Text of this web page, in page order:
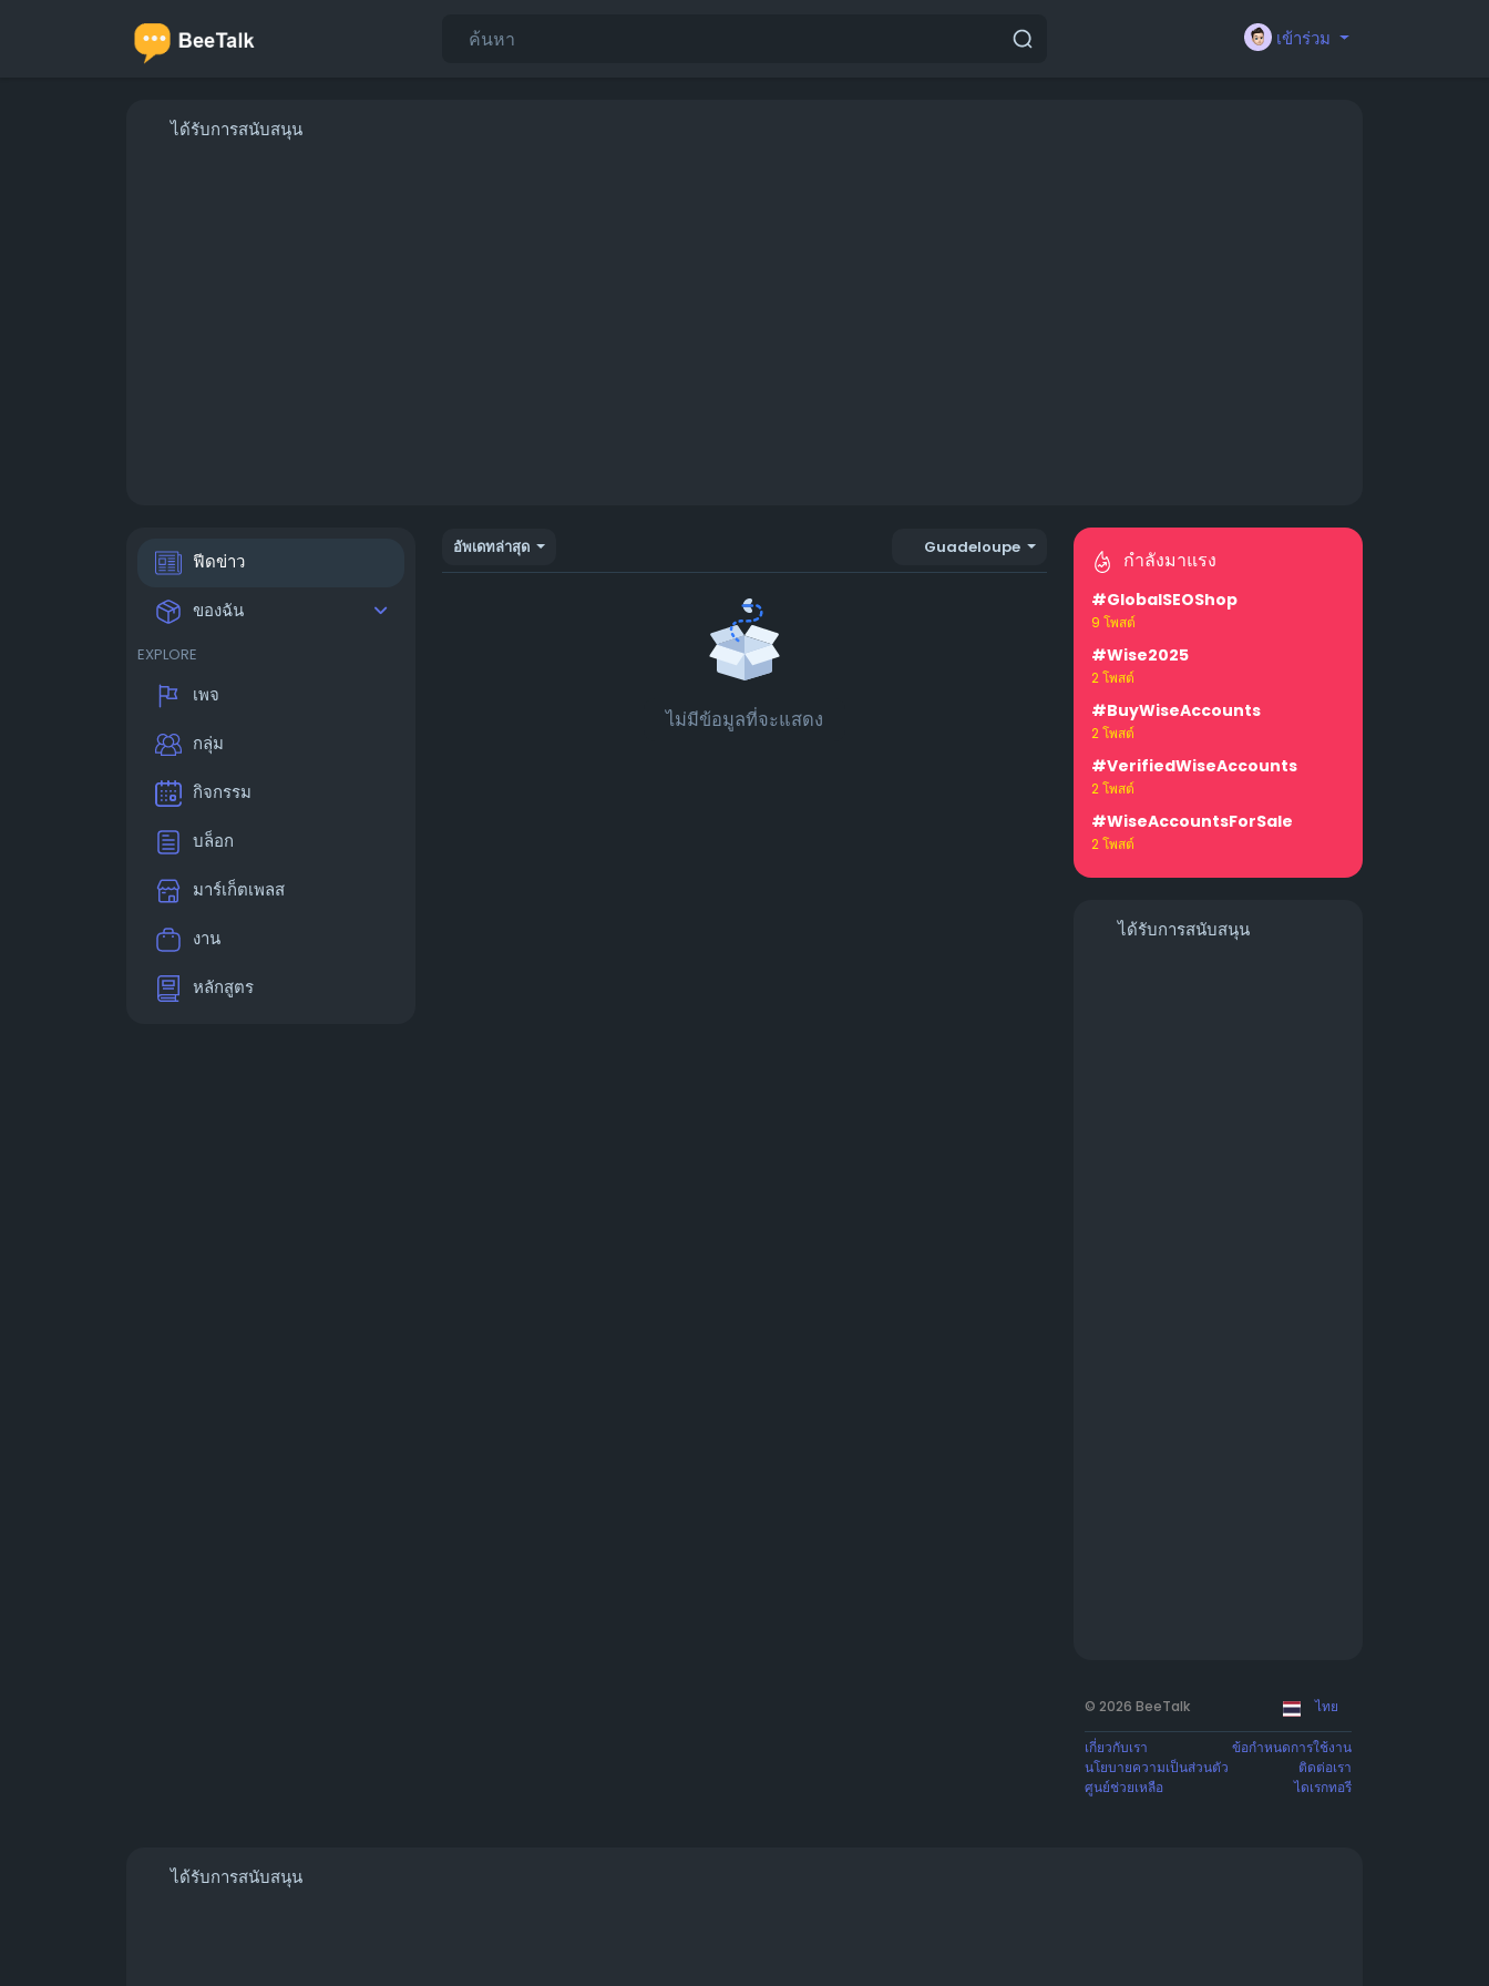
เข้าร่วม
ได้รับการสนับสนุน
ฟีดข่าว
ของฉัน
EXPLORE
เพจ
กลุ่ม
กิจกรรม
บล็อก
มาร์เก็ตเพลส
งาน
หลักสูตร
อัพเดทล่าสุด Guadeloupe
ไม่มีข้อมูลที่จะแสดง
กำลังมาแรง
#GlobalSEOShop
9 โพสต์
#Wise2025
2 โพสต์
#BuyWiseAccounts
2 โพสต์
#VerifiedWiseAccounts
2 โพสต์
#WiseAccountsForSale
2 โพสต์
ได้รับการสนับสนุน
© 2026 BeeTalk ไทย
เกี่ยวกับเรา
ข้อกำหนดการใช้งาน
นโยบายความเป็นส่วนตัว
ติดต่อเรา
ศูนย์ช่วยเหลือ
ไดเรกทอรี
ได้รับการสนับสนุน